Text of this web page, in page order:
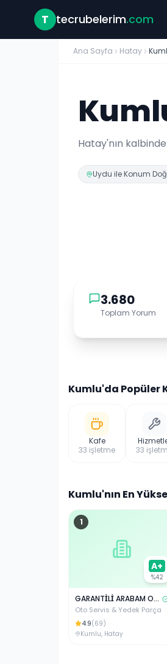
T tecrubelerim.com
Ana Sayfa Hatay
Hatay'nın
Uydu ile Konum
3.680
Toplam Yorum
Kumlu'da Popüler
Kafe
33 işletme
33
Kumlu'nın En
1
A+
%42
GARANTİLİ ARABAM OTO EKSPERTİZ ANTAKYA
Oto Servis & Yedek Parça
4.9(69)
Kumlu, Hatay